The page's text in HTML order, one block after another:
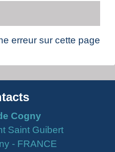
erreur sur cette page
Cogny
Saint Guibert
- FRANCE